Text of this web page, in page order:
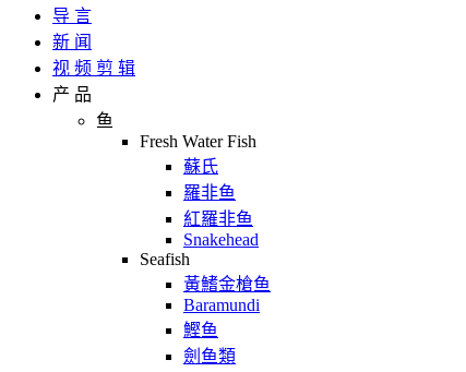
导 言
新 闻
视 频 剪 辑
产 品
鱼
Fresh Water Fish
蘇氏
羅非鱼
紅羅非鱼
Snakehead
Seafish
黃鰭金槍鱼
Baramundi
鰹鱼
劍鱼類